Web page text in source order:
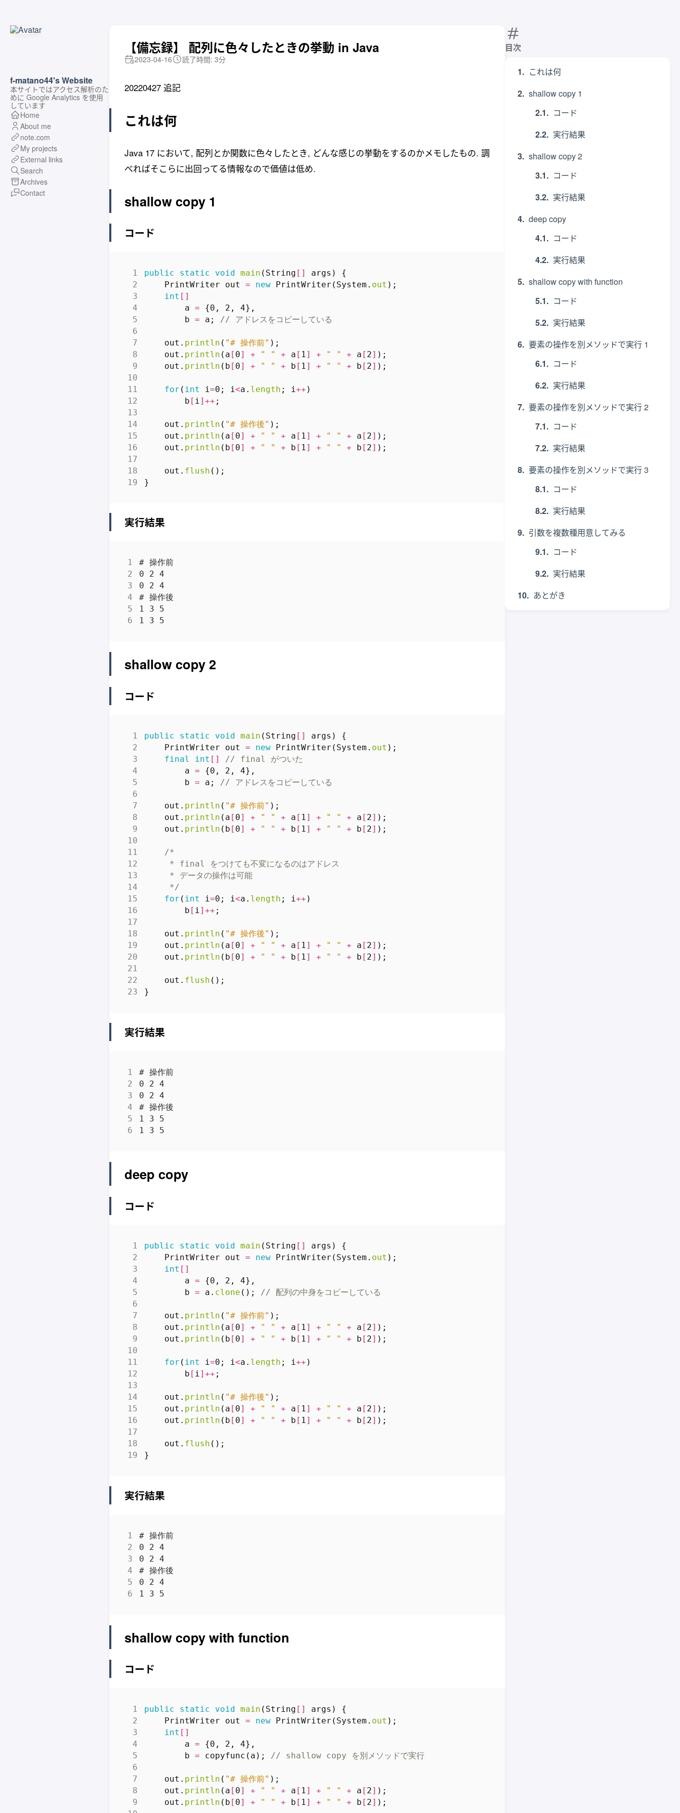
f-matano44's Website
本サイトではアクセス解析のた
めに Google Analytics を使用
しています
Home
About me
note.com
My projects
External links
Search
Archives
Contact
目次
これは何
shallow copy 1
コード
実行結果
shallow copy 2
コード
実行結果
deep copy
コード
実行結果
shallow copy with function
コード
実行結果
要素の操作を別メソッドで実行 1
コード
実行結果
要素の操作を別メソッドで実行 2
コード
実行結果
要素の操作を別メソッドで実行 3
コード
実行結果
引数を複数種用意してみる
コード
実行結果
あとがき
【備忘録】 配列に色々したときの挙動 in Java
2023-04-16 読了時間: 3分
20220427 追記
これは何
Java 17 において, 配列とか関数に色々したとき, どんな感じの挙動をするのかメモしたもの. 調
べればそこらに出回ってる情報なので価値は低め.
shallow copy 1
コード
public static void main ( String [] args )
{
PrintWriter
out = new PrintWriter ( System . out );
int []
a = {0 , 2 , 4},
b = a ; // アドレスをコピーしている
out . println ( "# 操作前" );
out . println ( a [ 0] + " " + a [ 1 ] + " " + a [ 2] );
out . println ( b [ 0] + " " + b [ 1 ] + " " + b [ 2] );
for ( int i=0 ; i<a . length ; i++ )
b [ i ]++ ;
out . println ( "# 操作後" );
out . println ( a [ 0] + " " + a [ 1 ] + " " + a [ 2] );
out . println ( b [ 0] + " " + b [ 1 ] + " " + b [ 2] );
out . flush ();
}
実行結果
shallow copy 2
コード
public static void main ( String [] args )
{
PrintWriter
out = new PrintWriter ( System . out );
final
int []
// final がついた
a = {0 , 2 , 4},
b = a ; // アドレスをコピーしている
out . println ( "# 操作前" );
out . println ( a [ 0] + " " + a [ 1] + " " + a [ 2] );
out . println ( b [ 0] + " " + b [ 1] + " " + b [ 2] );
     */
for ( int i=0 ; i<a . length ; i++ )
b [ i]++ ;
out . println ( "# 操作後" );
out . println ( a [ 0] + " " + a [ 1] + " " + a [ 2] );
out . println ( b [ 0] + " " + b [ 1] + " " + b [ 2] );
out . flush ();
}
実行結果
deep copy
コード
public static void main ( String [] args )
{
PrintWriter
out = new PrintWriter ( System . out );
int []
a = {0 , 2 , 4},
b = a . clone (); // 配列の中身をコピーしている
out . println ( "# 操作前" );
out . println ( a [ 0] + " " + a [ 1] + " " + a [ 2] );
out . println ( b [ 0] + " " + b [ 1] + " " + b [ 2] );
for ( int i=0 ; i<a . length ; i++ )
b [ i]++ ;
out . println ( "# 操作後" );
out . println ( a [ 0] + " " + a [ 1] + " " + a [ 2] );
out . println ( b [ 0] + " " + b [ 1] + " " + b [ 2] );
out . flush ();
}
実行結果
shallow copy with function
コード
public static void main ( String [] args )
{
PrintWriter
out = new PrintWriter ( System . out );
int []
a = {0 , 2 , 4},
b = copyfunc ( a ); // shallow copy を別メソッドで実行
out . println ( "# 操作前" );
out . println ( a [ 0] + " " + a [ 1] + " " + a [ 2] );
out . println ( b [ 0] + " " + b [ 1] + " " + b [ 2] );